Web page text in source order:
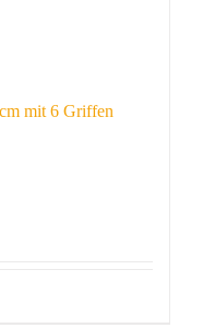
mit 6 Griffen